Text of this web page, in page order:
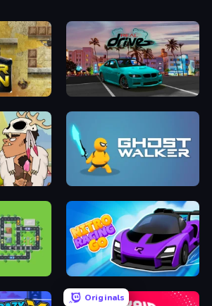
RealDrive
Nitro Racing Go
Originals